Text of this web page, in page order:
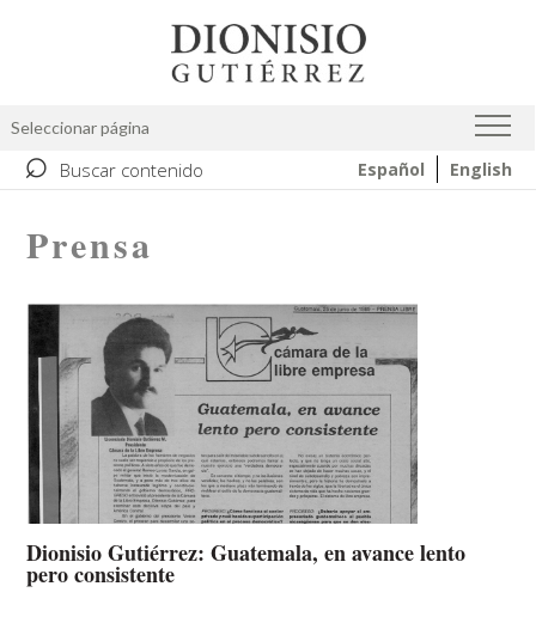
Seleccionar página
⌕ Buscar contenido Español English
Prensa
Dionisio Gutiérrez: Guatemala, en avance lento
pero consistente